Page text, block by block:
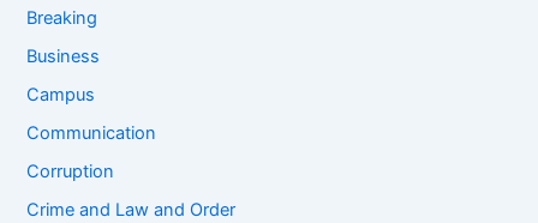
Breaking
Business
Campus
Communication
Corruption
Crime and Law and Order